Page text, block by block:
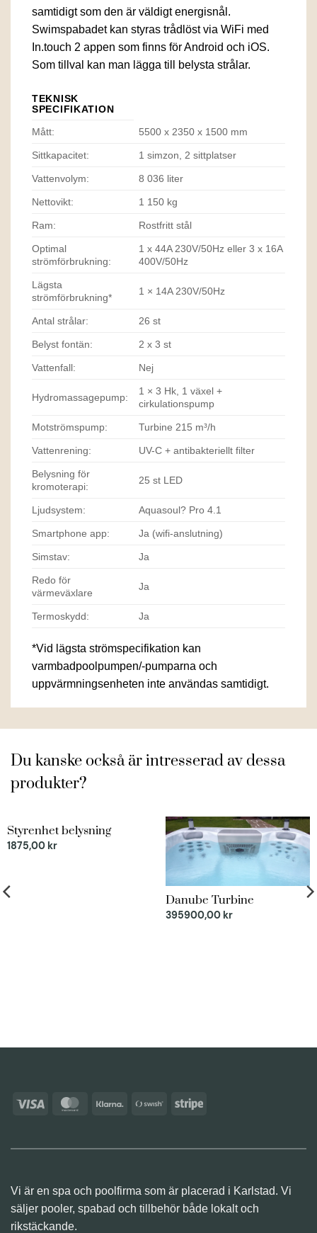
samtidigt som den är väldigt energisnål.
Swimspabadet kan styras trådlöst via WiFi med
In.touch 2 appen som finns för Android och iOS.
Som tillval kan man lägga till belysta strålar.
TEKNISK
SPECIFIKATION
Mått:
5500 x 2350 x 1500 mm
Sittkapacitet: 1 simzon, 2 sittplatser
Vattenvolym: 8 036 liter
Nettovikt: 1 150 kg
Ram: Rostfritt stål
Optimal
strömförbrukning:
1 x 44A 230V/50Hz eller 3 x 16A
400V/50Hz
Lägsta
strömförbrukning*
1 × 14A 230V/50Hz
Antal strålar: 26 st
Belyst fontän: 2 x 3 st
Vattenfall: Nej
Hydromassagepump:
1 × 3 Hk, 1 växel +
cirkulationspump
Motströmspump: Turbine 215 m³/h
Vattenrening: UV-C + antibakteriellt filter
Belysning för
kromoterapi:
25 st LED
Ljudsystem: Aquasoul? Pro 4.1
Smartphone app: Ja (wifi-anslutning)
Simstav: Ja
Redo för
värmeväxlare
Ja
Termoskydd: Ja
*Vid lägsta strömspecifikation kan
varmbadpoolpumpen/-pumparna och
uppvärmningsenheten inte användas samtidigt.
Du kanske också är intresserad av dessa
produkter?
Styrenhet belysning
1875,00 kr
Danube Turbine
395900,00 kr
Visa MasterCardKlarna Swish
Stripe
Vi är en spa och poolfirma som är placerad i Karlstad. Vi
säljer pooler, spabad och tillbehör både lokalt och
rikstäckande.